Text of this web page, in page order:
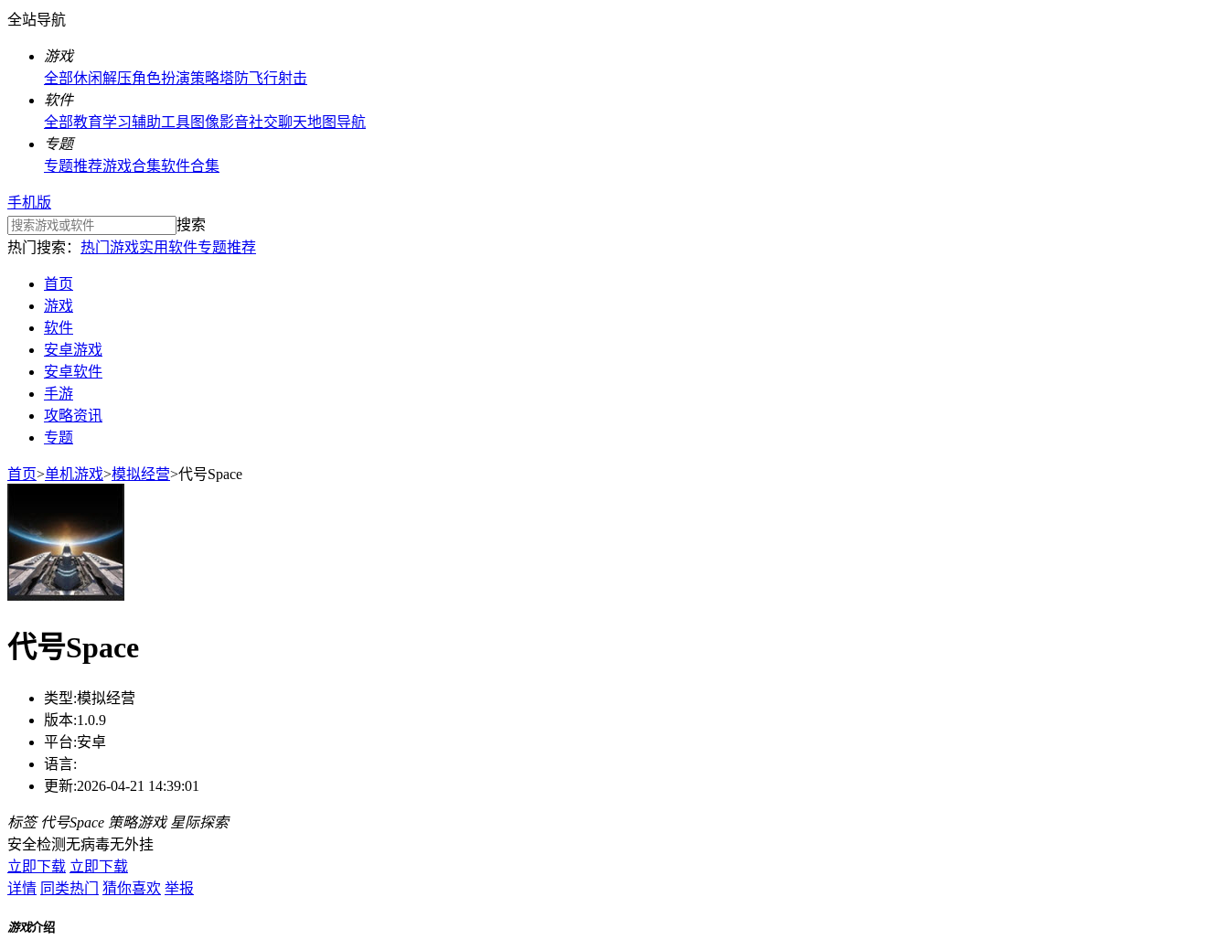
全站导航
游戏
全部休闲解压角色扮演策略塔防飞行射击
软件
全部教育学习辅助工具图像影音社交聊天地图导航
专题
专题推荐游戏合集软件合集
手机版
搜索
热门搜索： 热门游戏实用软件专题推荐
首页
游戏
软件
安卓游戏
安卓软件
手游
攻略资讯
专题
首页>单机游戏>模拟经营>代号Space
代号Space
类型:模拟经营
版本:1.0.9
平台:安卓
语言:
更新:2026-04-21 14:39:01
标签 代号Space 策略游戏 星际探索
安全检测无病毒无外挂
立即下载 立即下载
详情 同类热门 猜你喜欢 举报
游戏介绍